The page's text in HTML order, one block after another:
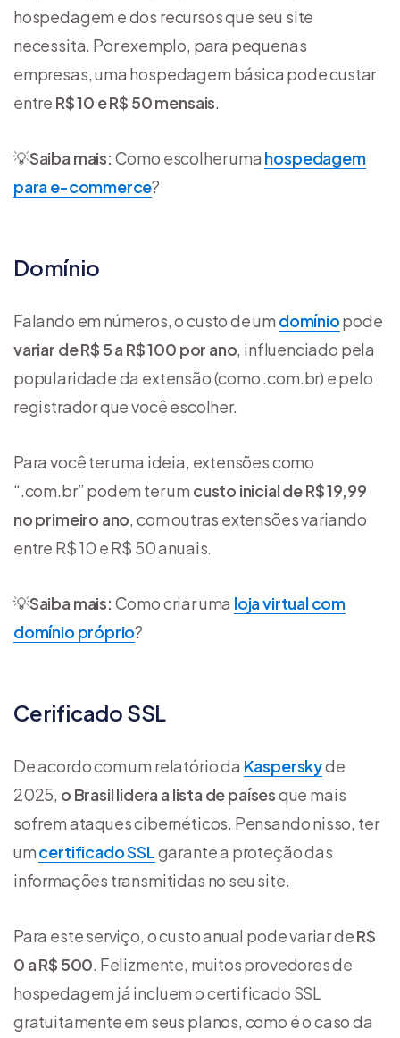
hospedagem e dos recursos que seu site
necessita. Por exemplo, para pequenas
empresas, uma hospedagem básica pode custar
entre R$ 10 e R$ 50 mensais.
💡Saiba mais: Como escolher uma hospedagem
para e-commerce?
Domínio
Falando em números, o custo de um domíniopode
variar de R$ 5 a R$ 100 por ano, influenciado pela
popularidade da extensão (como .com.br) e pelo
registrador que você escolher.
Para você ter uma ideia, extensões como
“.com.br” podem ter um custo inicial de R$ 19,99
no primeiro ano, com outras extensões variando
entre R$ 10 e R$ 50 anuais.
💡Saiba mais: Como criar uma loja virtual com
domínio próprio?
Cerificado SSL
De acordo com um relatório da Kasperskyde
2025, o Brasil lidera a lista de paísesque mais
sofrem ataques cibernéticos. Pensando nisso, ter
umcertificado SSLgarante a proteção das
informações transmitidas no seu site.
Para este serviço, o custo anual pode variar deR$
0 a R$ 500. Felizmente, muitos provedores de
hospedagem já incluem o certificado SSL
gratuitamente em seus planos, como é o caso da